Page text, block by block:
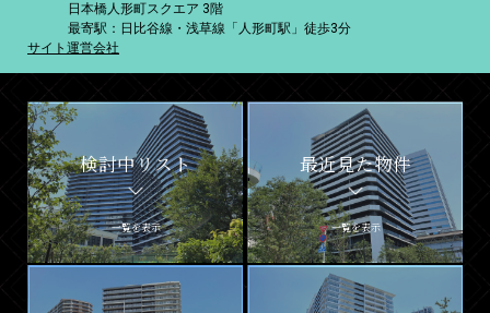
日本橋人形町スクエア 3階
最寄駅：日比谷線・浅草線「人形町駅」徒歩3分
サイト運営会社
検討中リスト
一覧を表示
最近見た物件
一覧を表示